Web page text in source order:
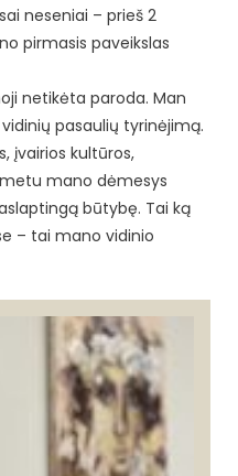
neseniai – prieš 2
pirmasis paveikslas
netikėta paroda. Man
pasaulių tyrinėjimą.
įvairios kultūros,
mano dėmesys
būtybę. Tai ką
– tai mano vidinio